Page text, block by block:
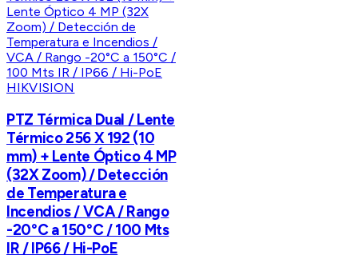
HIKVISION
PTZ Térmica Dual / Lente
Térmico 256 X 192 (10
mm) + Lente Óptico 4 MP
(32X Zoom) / Detección
de Temperatura e
Incendios / VCA / Rango
-20°C a 150°C / 100 Mts
IR / IP66 / Hi-PoE